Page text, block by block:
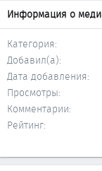
Информация о
Категория
Добавил(а)
Дата добавления
Просмотры
Комментарии
Рейтинг